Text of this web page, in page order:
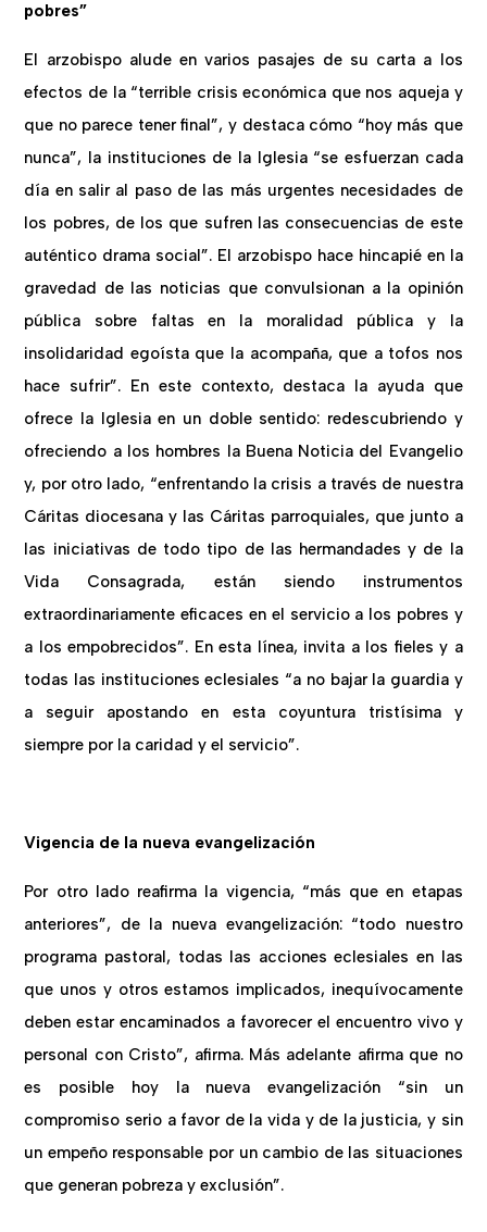
pobres”
El arzobispo alude en varios pasajes de su carta a los
efectos de la “terrible crisis económica que nos aqueja y
que no parece tener final”, y destaca cómo “hoy más que
nunca”, la instituciones de la Iglesia “se esfuerzan cada
día en salir al paso de las más urgentes necesidades de
los pobres, de los que sufren las consecuencias de este
auténtico drama social”. El arzobispo hace hincapié en la
gravedad de las noticias que convulsionan a la opinión
pública sobre faltas en la moralidad pública y la
insolidaridad egoísta que la acompaña, que a tofos nos
hace sufrir”. En este contexto, destaca la ayuda que
ofrece la Iglesia en un doble sentido: redescubriendo y
ofreciendo a los hombres la Buena Noticia del Evangelio
y, por otro lado, “enfrentando la crisis a través de nuestra
Cáritas diocesana y las Cáritas parroquiales, que junto a
las iniciativas de todo tipo de las hermandades y de la
Vida Consagrada, están siendo instrumentos
extraordinariamente eficaces en el servicio a los pobres y
a los empobrecidos”. En esta línea, invita a los fieles y a
todas las instituciones eclesiales “a no bajar la guardia y
a seguir apostando en esta coyuntura tristísima y
siempre por la caridad y el servicio”.
Vigencia de la nueva evangelización
Por otro lado reafirma la vigencia, “más que en etapas
anteriores”, de la nueva evangelización: “todo nuestro
programa pastoral, todas las acciones eclesiales en las
que unos y otros estamos implicados, inequívocamente
deben estar encaminados a favorecer el encuentro vivo y
personal con Cristo”, afirma. Más adelante afirma que no
es posible hoy la nueva evangelización “sin un
compromiso serio a favor de la vida y de la justicia, y sin
un empeño responsable por un cambio de las situaciones
que generan pobreza y exclusión”.